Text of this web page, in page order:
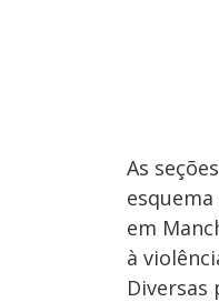
As
em
à
Diversas